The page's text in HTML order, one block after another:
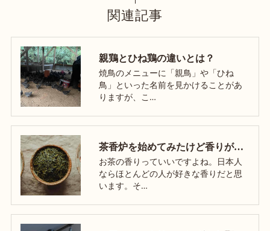
関連記事
親鶏とひね鶏の違いとは？
焼鳥のメニューに「親鳥」や「ひね
鳥」といった名前を見かけることがあ
りますが、こ…
茶香炉を始めてみたけど香りがしない!?
お茶の香りっていいですよね。日本人
ならほとんどの人が好きな香りだと思
います。そ…